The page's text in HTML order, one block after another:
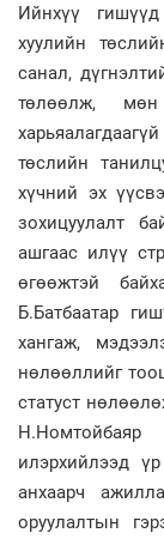
Ийнхүү
хуулийн
санал,
төлөөлж,
төслийн
хүчний эх
зохицуулалт
ашгаас илүү
өгөөжтэй
Б.Батбаатар
хангаж,
нөлөөллийг
статуст
илэрхийлээд
анхаарч
оруулалтын